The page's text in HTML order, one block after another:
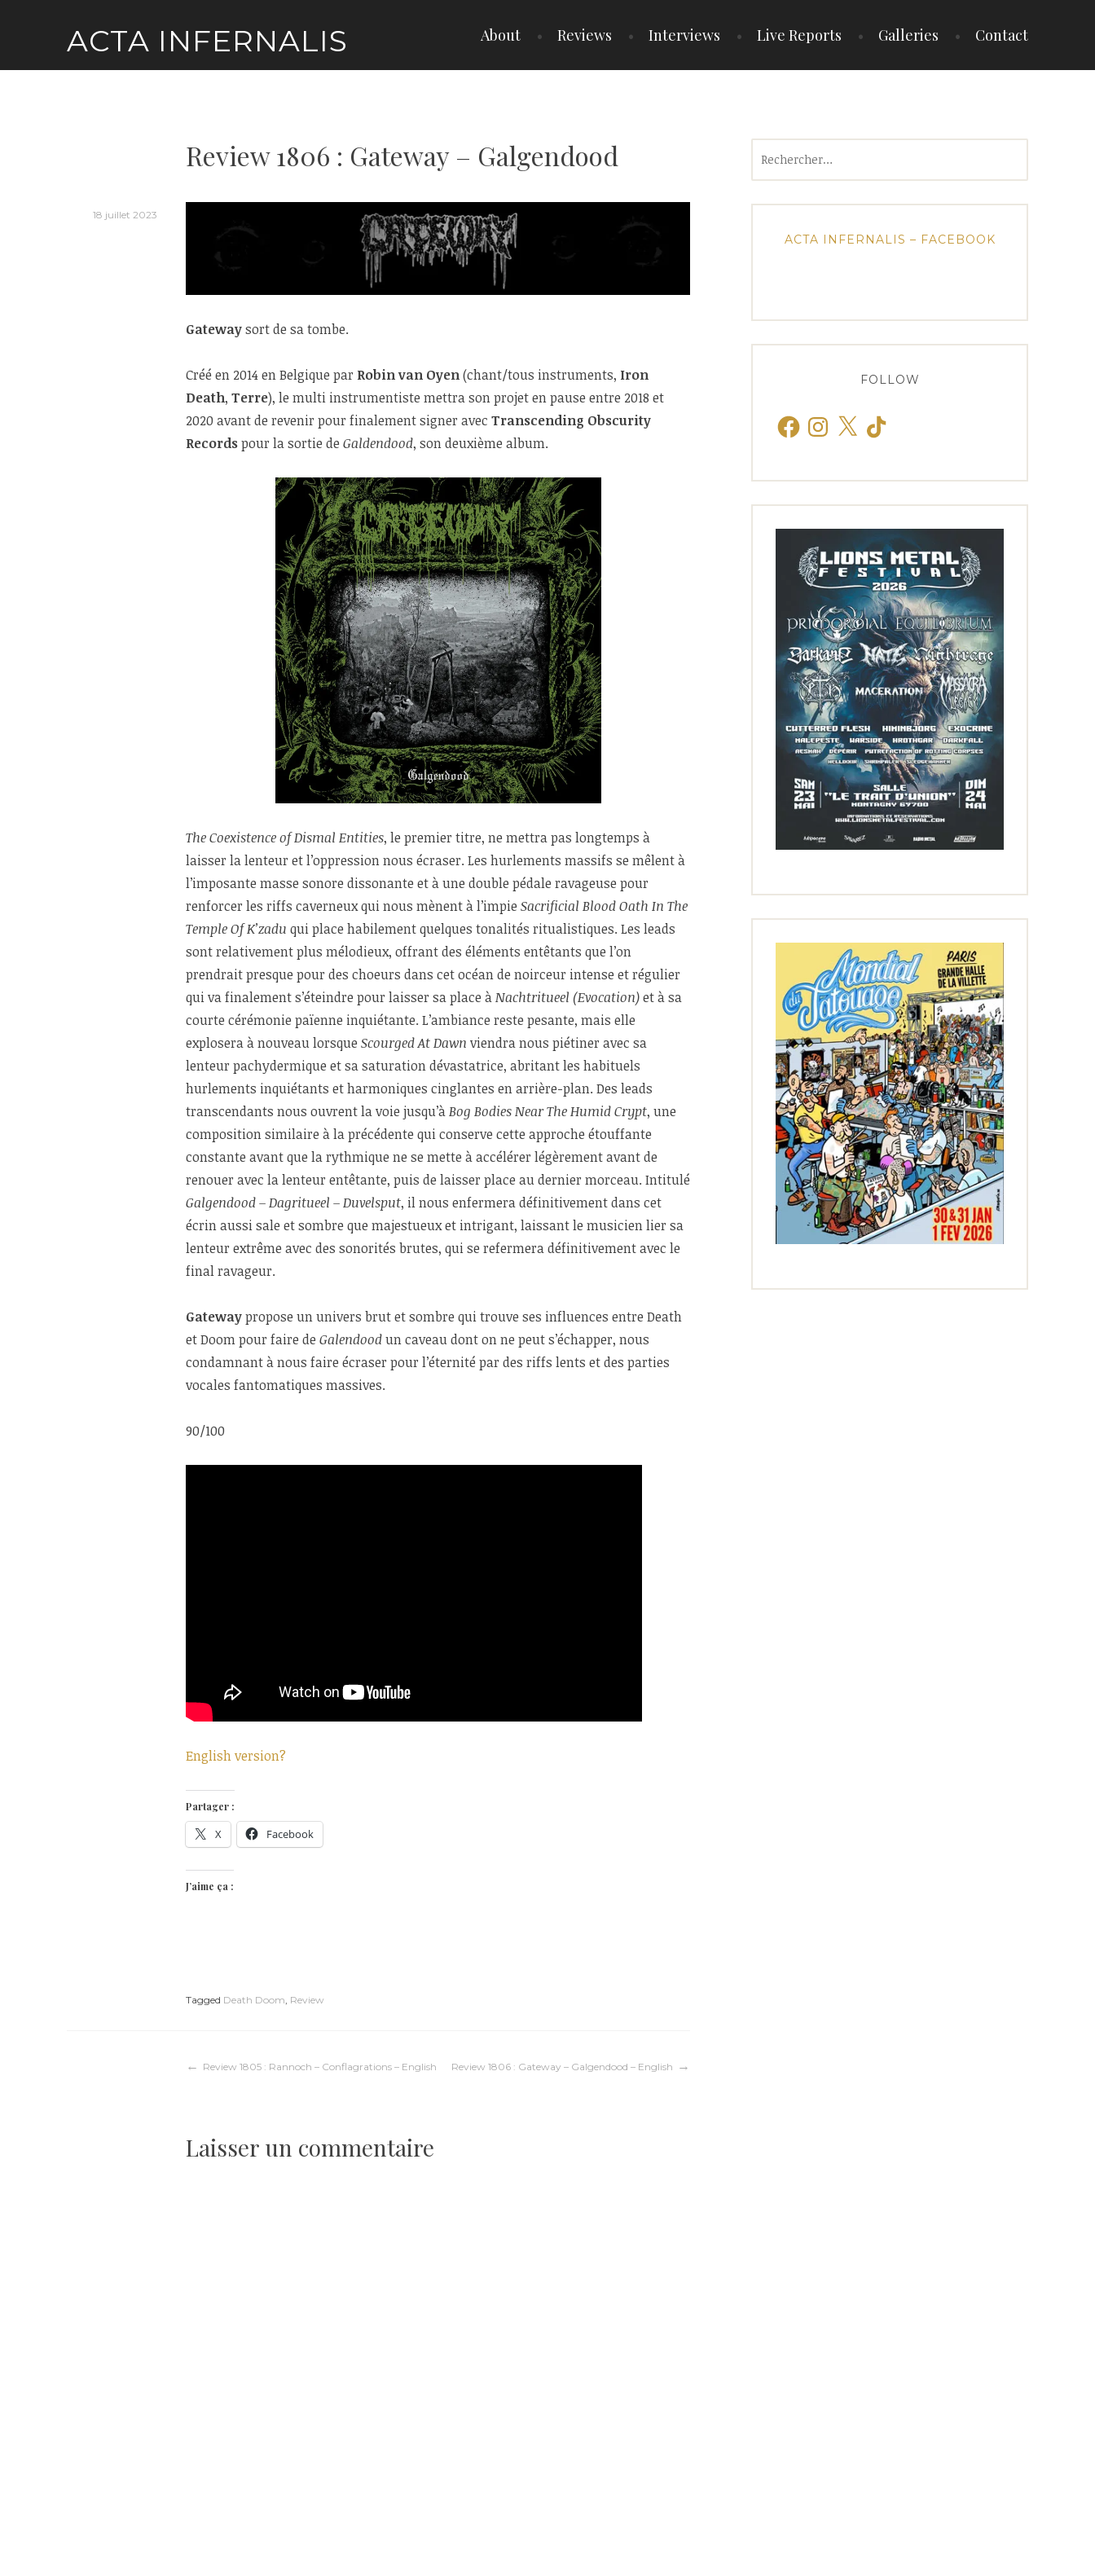
ACTA INFERNALIS About Reviews Interviews Live Reports Galleries Contact
Review 1806 : Gateway – Galgendood
18 juillet 2023
Gatewaysort de sa tombe.
Créé en 2014 en Belgique par Robin van Oyen(chant/tous instruments, Iron
Death, Terre), le multi instrumentiste mettra son projet en pause entre 2018 et
2020 avant de revenir pour finalement signer avec Transcending Obscurity
Recordspour la sortie de Galdendood, son deuxième album.
The Coexistence of Dismal Entities, le premier titre, ne mettra pas longtemps à
laisser la lenteur et l’oppression nous écraser. Les hurlements massifs se mêlent à
l’imposante masse sonore dissonante et à une double pédale ravageuse pour
renforcer les riffs caverneux qui nous mènent à l’impie Sacrificial Blood Oath In The
Temple Of K’zadu qui place habilement quelques tonalités ritualistiques. Les leads
sont relativement plus mélodieux, offrant des éléments entêtants que l’on
prendrait presque pour des choeurs dans cet océan de noirceur intense et régulier
qui va finalement s’éteindre pour laisser sa place àNachtritueel (Evocation)et à sa
courte cérémonie païenne inquiétante. L’ambiance reste pesante, mais elle
explosera à nouveau lorsque Scourged At Dawn viendra nous piétiner avec sa
lenteur pachydermique et sa saturation dévastatrice, abritant les habituels
hurlements inquiétants et harmoniques cinglantes en arrière-plan. Des leads
transcendants nous ouvrent la voie jusqu’àBog Bodies Near The Humid Crypt, une
composition similaire à la précédente qui conserve cette approche étouffante
constante avant que la rythmique ne se mette à accélérer légèrement avant de
renouer avec la lenteur entêtante, puis de laisser place au dernier morceau. Intitulé
Galgendood – Dagritueel – Duvelsput, il nous enfermera définitivement dans cet
écrin aussi sale et sombre que majestueux et intrigant, laissant le musicien lier sa
lenteur extrême avec des sonorités brutes, qui se refermera définitivement avec le
final ravageur.
Gatewaypropose un univers brut et sombre qui trouve ses influences entre Death
et Doom pour faire de Galendoodun caveau dont on ne peut s’échapper, nous
condamnant à nous faire écraser pour l’éternité par des riffs lents et des parties
vocales fantomatiques massives.
90/100
English version?
Partager :
X Facebook
J’aime ça :
Tagged Death Doom, Review
Navigation
l’article
Review 1805 : Rannoch – Conflagrations – English Review 1806 : Gateway – Galgendood – English
Laisser un commentaire
ACTA INFERNALIS – FACEBOOK
FOLLOW
FacebookInstagram
X TikTok